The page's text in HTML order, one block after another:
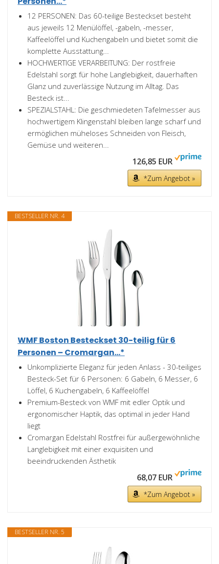
12 PERSONEN: Das 60-teilige Besteckset besteht
aus jeweils 12 Menülöffel, -gabeln, -messer,
Kaffeelöffel und Kuchengabeln und bietet somit die
komplette Ausstattung...
HOCHWERTIGE VERARBEITUNG: Der rostfreie
Edelstahl sorgt für hohe Langlebigkeit, dauerhaften
Glanz und zuverlässige Nutzung im Alltag. Das
Besteck ist...
SPEZIALSTAHL: Die geschmiedeten Tafelmesser aus
hochwertigem Klingenstahl bleiben lange scharf und
ermöglichen müheloses Schneiden von Fleisch,
Gemüse und weiteren...
126,85 EUR
*Zum Angebot »
BESTSELLER NR. 4
WMF Boston Besteckset 30-teilig für 6
Personen – Cromargan...*
Unkomplizierte Eleganz für jeden Anlass - 30-teiliges
Besteck-Set für 6 Personen: 6 Gabeln, 6 Messer, 6
Löffel, 6 Kuchengabeln, 6 Kaffeelöffel
Premium-Besteck von WMF mit edler Optik und
ergonomischer Haptik, das optimal in jeder Hand
liegt
Cromargan Edelstahl Rostfrei für außergewöhnliche
Langlebigkeit mit einer exquisiten und
beeindruckenden Ästhetik
68,07 EUR
*Zum Angebot »
BESTSELLER NR. 5